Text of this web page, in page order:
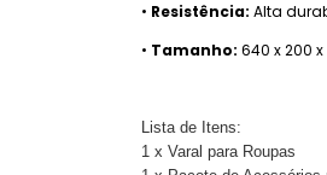
• Resistência: Alta
• Tamanho: 640 x 200
Lista de Itens:
1 x Varal para Roupas